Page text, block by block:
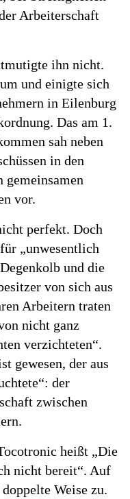
Arbeiterschaft
ihn nicht.
und einigte sich
in Eilenburg
Das am 1.
sah neben
in den
gemeinsamen
vor.
perfekt. Doch
„unwesentlich
und die
von sich aus
Arbeitern traten
nicht ganz
verzichteten“.
gewesen, der aus
der
zwischen
heißt „Die
nicht bereit“. Auf
Weise zu.